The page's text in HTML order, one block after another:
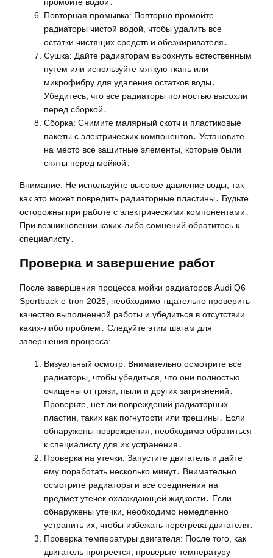
промойте водой․
Повторная промывка: Повторно промойте
радиаторы чистой водой, чтобы удалить все
остатки чистящих средств и обезжиривателя․
Сушка: Дайте радиаторам высохнуть естественным
путем или используйте мягкую ткань или
микрофибру для удаления остатков воды․
Убедитесь, что все радиаторы полностью высохли
перед сборкой․
Сборка: Снимите малярный скотч и пластиковые
пакеты с электрических компонентов․ Установите
на место все защитные элементы, которые были
сняты перед мойкой․
Внимание: Не используйте высокое давление воды, так
как это может повредить радиаторные пластины․ Будьте
осторожны при работе с электрическими компонентами․
При возникновении каких-либо сомнений обратитесь к
специалисту․
Проверка и завершение работ
После завершения процесса мойки радиаторов Audi Q6
Sportback e-tron 2025, необходимо тщательно проверить
качество выполненной работы и убедиться в отсутствии
каких-либо проблем․ Следуйте этим шагам для
завершения процесса:
Визуальный осмотр: Внимательно осмотрите все
радиаторы, чтобы убедиться, что они полностью
очищены от грязи, пыли и других загрязнений․
Проверьте, нет ли повреждений радиаторных
пластин, таких как погнутости или трещины․ Если
обнаружены повреждения, необходимо обратиться
к специалисту для их устранения․
Проверка на утечки: Запустите двигатель и дайте
ему поработать несколько минут․ Внимательно
осмотрите радиаторы и все соединения на
предмет утечек охлаждающей жидкости․ Если
обнаружены утечки, необходимо немедленно
устранить их, чтобы избежать перегрева двигателя․
Проверка температуры двигателя: После того, как
двигатель прогреется, проверьте температуру